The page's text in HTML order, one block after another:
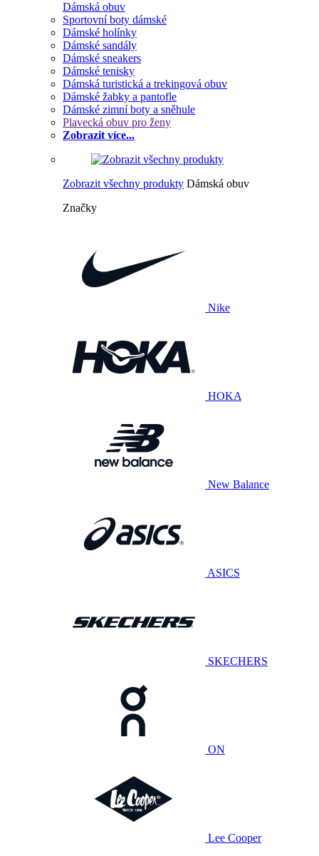
Dámská obuv
Sportovní boty dámské
Dámské holínky
Dámské sandály
Dámské sneakers
Dámské tenisky
Dámská turistická a trekingová obuv
Dámské žabky a pantofle
Dámské zimní boty a sněhule
Plavecká obuv pro ženy
Zobrazit více...
Zobrazit všechny produkty Dámská obuv
Značky
Nike
HOKA
New Balance
ASICS
SKECHERS
ON
Lee Cooper